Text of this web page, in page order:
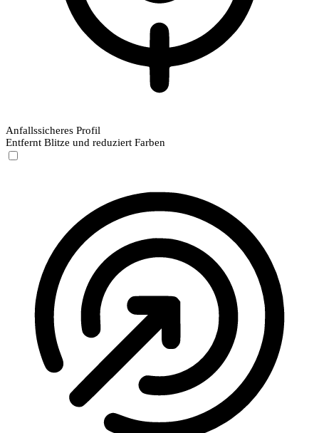
Anfallssicheres Profil
Entfernt Blitze und reduziert Farben